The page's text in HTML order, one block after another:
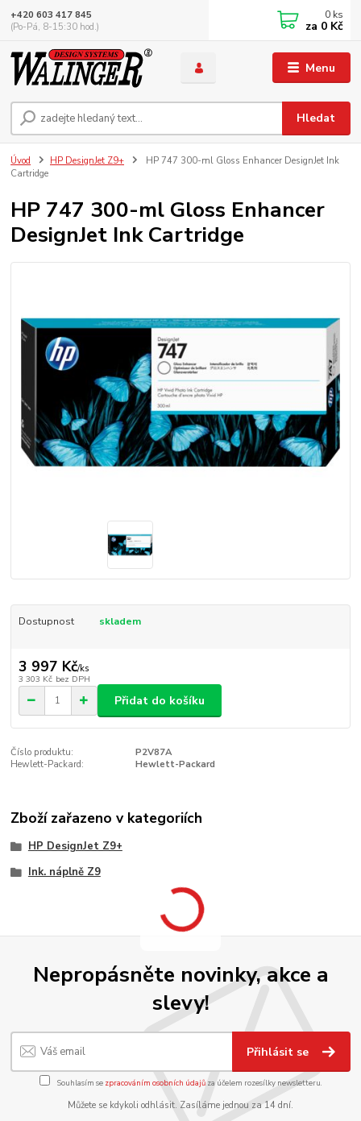
Menu
Hledat
+420 603 417 845
(Po-Pá, 8-15:30 hod.)
0 ks
za 0 Kč
Úvod HP DesignJet Z9+
HP 747 300-ml Gloss Enhancer DesignJet Ink
Cartridge
HP 747 300-ml Gloss Enhancer
DesignJet Ink Cartridge
Dostupnost skladem
3 997 Kč/ks
3 303 Kč bez DPH
Přidat do košíku
Číslo produktu:
P2V87A
Hewlett-Packard:
Hewlett-Packard
Zboží zařazeno v kategoriích
HP DesignJet Z9+
Ink. náplně Z9
Nepropásněte novinky, akce a
slevy!
Přihlásit se
Souhlasím se zpracováním osobních údajůza účelem rozesílky newsletteru.
Můžete se kdykoli odhlásit. Zasíláme jednou za 14 dní.